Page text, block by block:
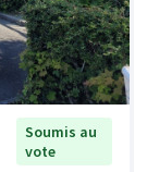
Soumis au
vote